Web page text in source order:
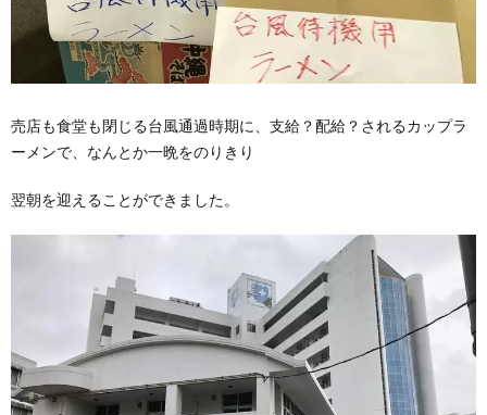
売店も食堂も閉じる台風通過時期に、支給？配給？されるカップラ
ーメンで、なんとか一晩をのりきり
翌朝を迎えることができました。